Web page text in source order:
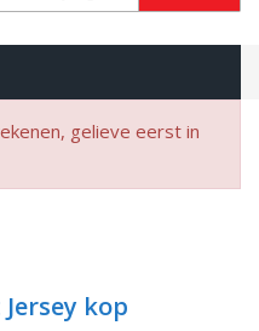
gelieve eerst in
kop